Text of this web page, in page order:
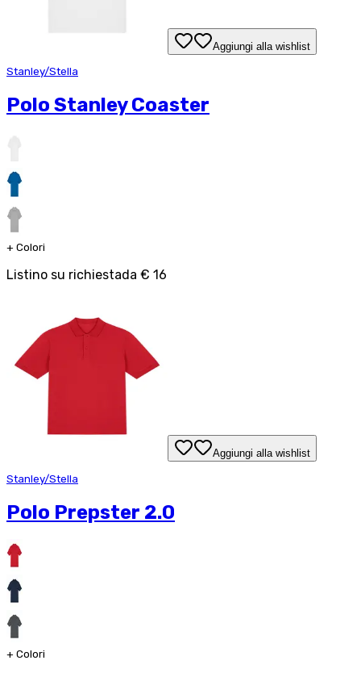
Aggiungi alla wishlist
Stanley/Stella
Polo Stanley Coaster
+ Colori
Listino su richiestada € 16
Aggiungi alla wishlist
Stanley/Stella
Polo Prepster 2.0
+ Colori